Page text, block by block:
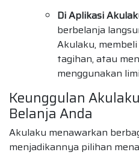
Di Aplikasi
berbelanja
Akulaku,
tagihan, atau
menggunakan
Keunggulan
Belanja Anda
Akulaku menawarkan
menjadikannya pilihan